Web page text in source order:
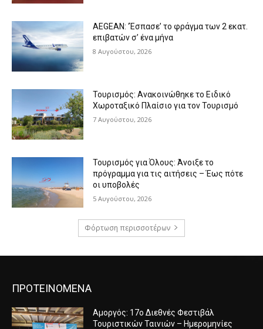
AEGEAN: ‘Έσπασε’ το φράγμα των 2 εκατ.
επιβατών σ’ ένα μήνα
8 Αυγούστου, 2026
Τουρισμός: Ανακοινώθηκε το Ειδικό
Χωροταξικό Πλαίσιο για τον Τουρισμό
7 Αυγούστου, 2026
Τουρισμός για Όλους: Άνοιξε το
πρόγραμμα για τις αιτήσεις – Έως πότε
οι υποβολές
5 Αυγούστου, 2026
Φόρτωση περισσοτέρων
ΠΡΟΤΕΙΝΟΜΕΝΑ
Αμοργός: 17ο Διεθνές Φεστιβάλ
Τουριστικών Ταινιών – Ημερομηνίες